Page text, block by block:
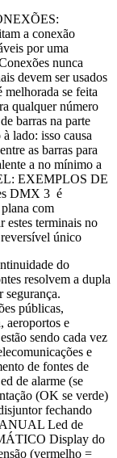
a conexão
por uma
nunca
devem ser usados
melhorada se feita
qualquer número
barras na parte
lado: isso causa
as barras para
a no mínimo a
EXEMPLOS DE
DMX 3 é
com
estes terminais no
único
do
resolvem a dupla
segurança.
públicas,
aeroportos e
sendo cada vez
e
de fontes de
de alarme (se
(OK se verde)
fechando
Led de
Display do
(vermelho =